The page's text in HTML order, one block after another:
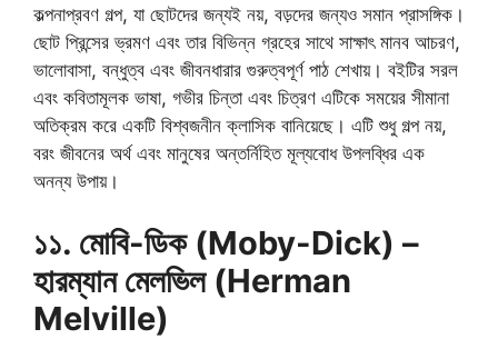
কল্পনাপ্রবণ গল্প, যা ছোটদের জন্যই নয়, বড়দের জন্যও সমান প্রাসঙ্গিক।
ছোট প্রিন্সের ভ্রমণ এবং তার বিভিন্ন গ্রহের সাথে সাক্ষাৎ মানব আচরণ,
ভালোবাসা, বন্ধুত্ব এবং জীবনধারার গুরুত্বপূর্ণ পাঠ শেখায়। বইটির সরল
এবং কবিতামূলক ভাষা, গভীর চিন্তা এবং চিত্রণ এটিকে সময়ের সীমানা
অতিক্রম করে একটি বিশ্বজনীন ক্লাসিক বানিয়েছে। এটি শুধু গল্প নয়,
বরং জীবনের অর্থ এবং মানুষের অন্তর্নিহিত মূল্যবোধ উপলব্ধির এক
অনন্য উপায়।
১১. মোবি-ডিক (Moby-Dick) –
হারম্যান মেলভিল (Herman
Melville)